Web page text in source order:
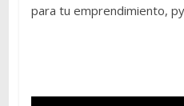
para tu emprendimiento,